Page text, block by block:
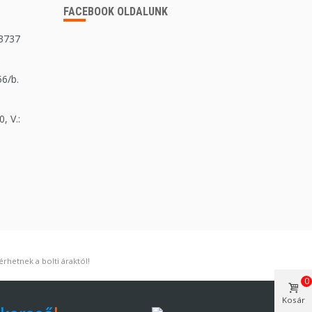
b.
V.:
FACEBOOK OLDALUNK
a bolti áraktól!
Kosár
0